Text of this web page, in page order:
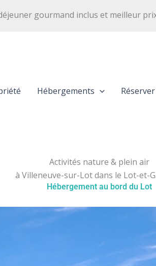
gourmand inclus et meilleur
Hébergements Réserver
Activités nature & plein air
à Villeneuve-sur-Lot dans le Lot-et-
Hébergement au bord du Lot